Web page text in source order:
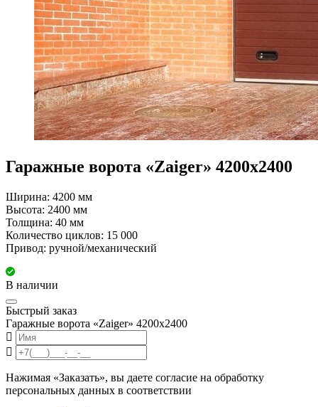
Гаражные ворота «Zaiger» 4200х2400
Ширина: 4200 мм
Высота: 2400 мм
Толщина: 40 мм
Количество циклов: 15 000
Привод: ручной/механический
В наличии
Быстрый заказ
Гаражные ворота «Zaiger» 4200х2400
Нажимая «Заказать», вы даете согласие на обработку
персональных данных в соответствии